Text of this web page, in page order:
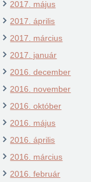
2017. május
2017. április
2017. március
2017. január
2016. december
2016. november
2016. október
2016. május
2016. április
2016. március
2016. február